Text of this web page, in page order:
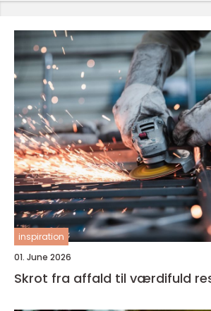
inspiration
01. June 2026
Skrot fra affald til værdifuld